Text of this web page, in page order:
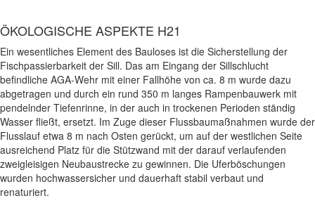
ÖKOLOGISCHE ASPEKTE H21
Ein wesentliches Element des Bauloses ist die Sicherstellung der
Fischpassierbarkeit der Sill. Das am Eingang der Sillschlucht
befindliche AGA-Wehr mit einer Fallhöhe von ca. 8 m wurde dazu
abgetragen und durch ein rund 350 m langes Rampenbauwerk mit
pendelnder Tiefenrinne, in der auch in trockenen Perioden ständig
Wasser fließt, ersetzt. Im Zuge dieser Flussbaumaßnahmen wurde der
Flusslauf etwa 8 m nach Osten gerückt, um auf der westlichen Seite
ausreichend Platz für die Stützwand mit der darauf verlaufenden
zweigleisigen Neubaustrecke zu gewinnen. Die Uferböschungen
wurden hochwassersicher und dauerhaft stabil verbaut und
renaturiert.